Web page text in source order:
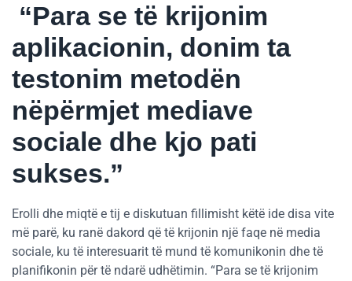
“Para se të krijonim
aplikacionin, donim ta
testonim metodën
nëpërmjet mediave
sociale dhe kjo pati
sukses.”
Erolli dhe miqtë e tij e diskutuan fillimisht këtë ide disa vite
më parë, ku ranë dakord që të krijonin një faqe në media
sociale, ku të interesuarit të mund të komunikonin dhe të
planifikonin për të ndarë udhëtimin. “Para se të krijonim